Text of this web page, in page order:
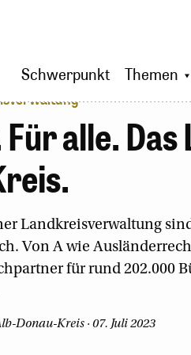
Schwerpunkt Themen
alle.
Landkreisverwaltung
Von A wie
für rund 202.000
Donau-Kreis · 07. Juli 2023